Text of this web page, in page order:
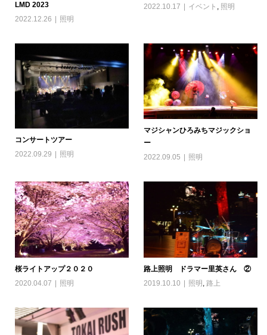
LMD 2023
2022.12.26
照明
2022.10.17
イベント , 照明
コンサートツアー
2022.09.29
照明
マジシャンひろみちマジックショ
ー
2022.09.05
照明
桜ライトアップ２０２０
2020.04.07
照明
路上照明 ドラマー里英さん ②
2019.10.10
照明 路上